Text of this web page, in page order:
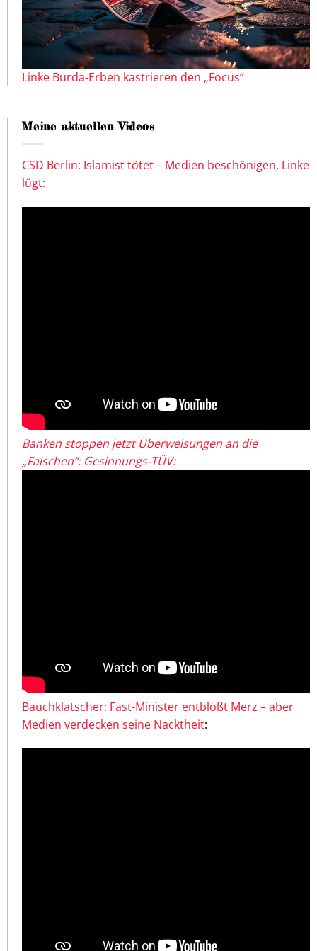
Linke Burda-Erben kastrieren den „Focus“
Meine aktuellen Videos
CSD Berlin: Islamist tötet – Medien beschönigen, Linke
lügt:
Banken stoppen jetzt Überweisungen an die
„Falschen“: Gesinnungs-TÜV:
Bauchklatscher: Fast-Minister entblößt Merz – aber
Medien verdecken seine Nacktheit: